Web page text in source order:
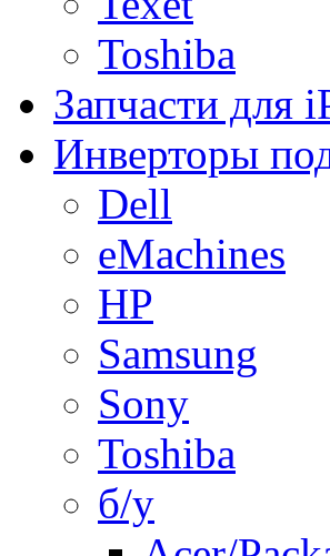
Toshiba
Запчасти для
Инверторы
Dell
eMachines
HP
Samsung
Sony
Toshiba
б/у